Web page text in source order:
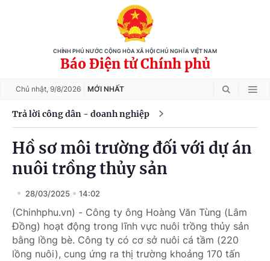
CHÍNH PHỦ NƯỚC CỘNG HÒA XÃ HỘI CHỦ NGHĨA VIỆT NAM
Báo Điện tử Chính phủ
Chủ nhật, 9/8/2026 MỚI NHẤT
Trả lời công dân - doanh nghiệp
Hồ sơ môi trường đối với dự án
nuôi trồng thủy sản
28/03/2025 14:02
(Chinhphu.vn) - Công ty ông Hoàng Văn Tùng (Lâm
Đồng) hoạt động trong lĩnh vực nuôi trồng thủy sản
bằng lồng bè. Công ty có cơ sở nuôi cá tầm (220
lồng nuôi), cung ứng ra thị trường khoảng 170 tấn